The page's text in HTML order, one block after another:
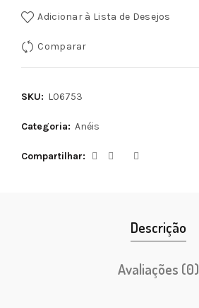
Adicionar à Lista de Desejos
Comparar
SKU: L06753
Categoria: Anéis
Compartilhar
Descrição
Avaliações (0)